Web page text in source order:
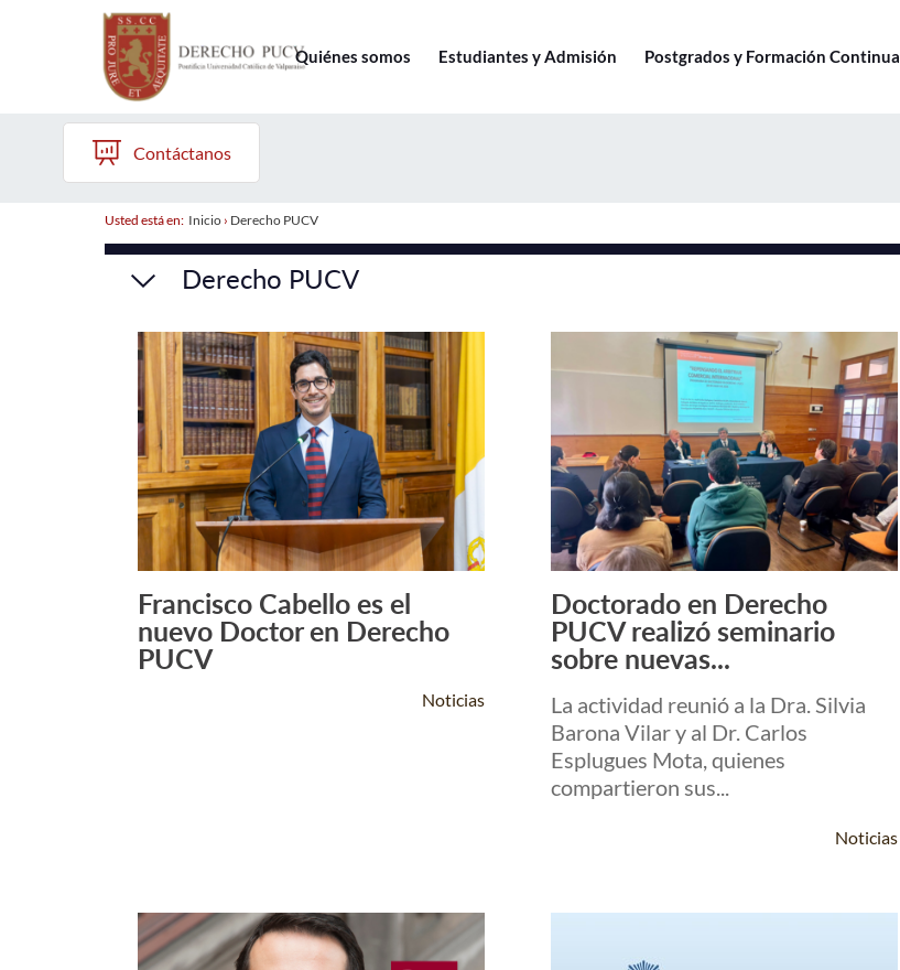
Quiénes somos Estudiantes y Admisión Postgrados y Formación Continua
Contáctanos
Usted está en: Inicio› Derecho PUCV
Derecho PUCV
Leer Más +
Francisco Cabello es el
nuevo Doctor en Derecho
PUCV
Noticias
Leer Más +
Doctorado en Derecho
PUCV realizó seminario
sobre nuevas...
La actividad reunió a la Dra. Silvia
Barona Vilar y al Dr. Carlos
Esplugues Mota, quienes
compartieron sus...
Noticias